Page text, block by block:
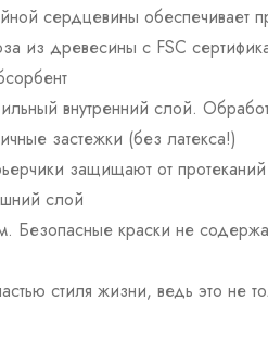
сердцевины обеспечивает
из древесины с FSC
внутренний слой.
застежки (без латекса!)
защищают от протеканий
слой
Безопасные краски не
стиля жизни, ведь это